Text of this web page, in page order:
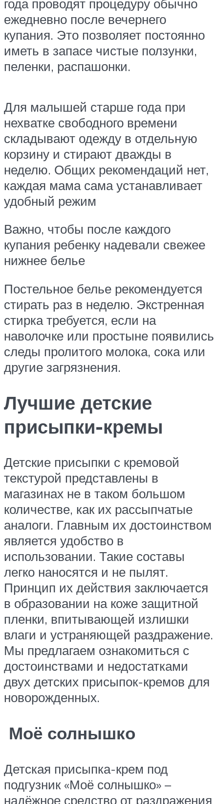
года проводят процедуру обычно
ежедневно после вечернего
купания. Это позволяет постоянно
иметь в запасе чистые ползунки,
пеленки, распашонки.
Для малышей старше года при
нехватке свободного времени
складывают одежду в отдельную
корзину и стирают дважды в
неделю. Общих рекомендаций нет,
каждая мама сама устанавливает
удобный режим
Важно, чтобы после каждого
купания ребенку надевали свежее
нижнее белье
Постельное белье рекомендуется
стирать раз в неделю. Экстренная
стирка требуется, если на
наволочке или простыне появились
следы пролитого молока, сока или
другие загрязнения.
Лучшие детские
присыпки-кремы
Детские присыпки с кремовой
текстурой представлены в
магазинах не в таком большом
количестве, как их рассыпчатые
аналоги. Главным их достоинством
является удобство в
использовании. Такие составы
легко наносятся и не пылят.
Принцип их действия заключается
в образовании на коже защитной
пленки, впитывающей излишки
влаги и устраняющей раздражение.
Мы предлагаем ознакомиться с
достоинствами и недостатками
двух детских присыпок-кремов для
новорожденных.
Моё солнышко
Детская присыпка-крем под
подгузник «Моё солнышко» –
надёжное средство от раздражения